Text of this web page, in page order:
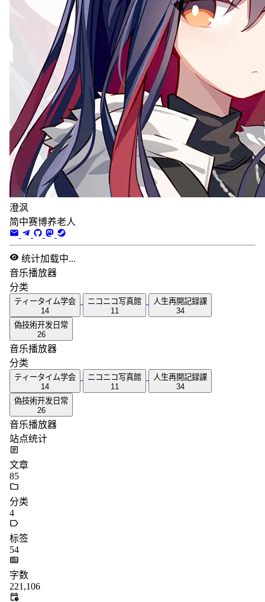
澄沨
简中赛博养老人
统计加载中...
音乐播放器
分类
ティータイム学会
14
ニコニコ写真館
11
人生再開記録課
34
偽技術开发日常
26
音乐播放器
分类
ティータイム学会
14
ニコニコ写真館
11
人生再開記録課
34
偽技術开发日常
26
音乐播放器
站点统计
文章
85
分类
4
标签
54
字数
221,106